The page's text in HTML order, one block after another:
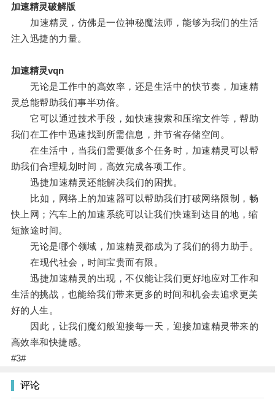
加速精灵破解版
加速精灵，仿佛是一位神秘魔法师，能够为我们的生活
注入迅捷的力量。
加速精灵vqn
无论是工作中的高效率，还是生活中的快节奏，加速精
灵总能帮助我们事半功倍。
它可以通过技术手段，如快速搜索和压缩文件等，帮助
我们在工作中迅速找到所需信息，并节省存储空间。
在生活中，当我们需要做多个任务时，加速精灵可以帮
助我们合理规划时间，高效完成各项工作。
迅捷加速精灵还能解决我们的困扰。
比如，网络上的加速器可以帮助我们打破网络限制，畅
快上网；汽车上的加速系统可以让我们快速到达目的地，缩
短旅途时间。
无论是哪个领域，加速精灵都成为了我们的得力助手。
在现代社会，时间宝贵而有限。
迅捷加速精灵的出现，不仅能让我们更好地应对工作和
生活的挑战，也能给我们带来更多的时间和机会去追求更美
好的人生。
因此，让我们魔幻般迎接每一天，迎接加速精灵带来的
高效率和快捷感。
#3#
评论